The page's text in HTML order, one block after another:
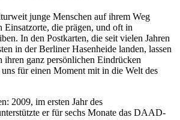
junge Menschen auf ihrem Weg
Einsatzorte, die prägen, und oft in
In den Postkarten, die seit vielen Jahren
in der Berliner Hasenheide landen, lassen
ganz persönlichen Eindrücken
für einen Moment mit in die Welt des
2009, im ersten Jahr des
er für sechs Monate das DAAD-